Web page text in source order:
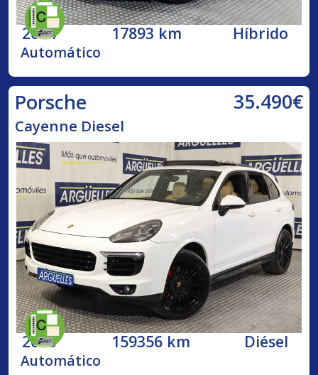
2024 17893 km Híbrido
Automático
Porsche 35.490€
Cayenne Diesel
2016 159356 km Diésel
Automático